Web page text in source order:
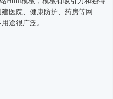
医院、健康防护、药房等网
途很广泛。